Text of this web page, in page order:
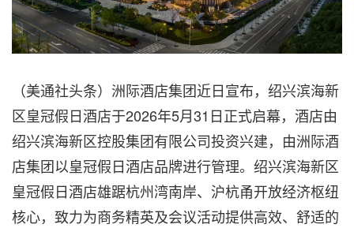
（美通社头条）洲际酒店集团近日宣布，绍兴滨海新
区皇冠假日酒店于2026年5月31日正式启幕，酒店由
绍兴滨海新区控股集团有限公司投资兴建，由洲际酒
店集团以皇冠假日酒店品牌进行管理。绍兴滨海新区
皇冠假日酒店雄踞杭州湾南岸、沪杭甬开放经济枢纽
核心，致力为商务精英及会议活动提供高效、舒适的